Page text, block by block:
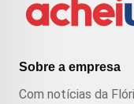
Sobre a empresa
Com notícias da